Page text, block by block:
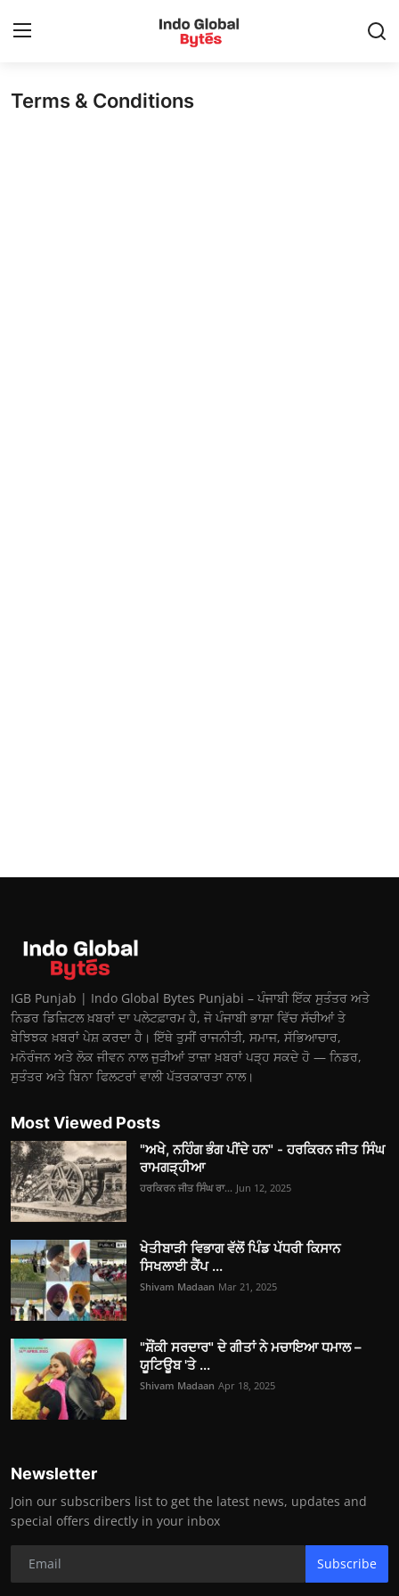
Contact
Terms & Conditions
IGB Punjab | Indo Global Bytes Punjabi – ਪੰਜਾਬੀ ਇੱਕ ਸੁਤੰਤਰ ਅਤੇ
ਨਿਡਰ ਡਿਜ਼ਿਟਲ ਖ਼ਬਰਾਂ ਦਾ ਪਲੇਟਫ਼ਾਰਮ ਹੈ, ਜੋ ਪੰਜਾਬੀ ਭਾਸ਼ਾ ਵਿੱਚ ਸੱਚੀਆਂ ਤੇ
ਬੇਝਿਝਕ ਖ਼ਬਰਾਂ ਪੇਸ਼ ਕਰਦਾ ਹੈ। ਇੱਥੇ ਤੁਸੀਂ ਰਾਜਨੀਤੀ, ਸਮਾਜ, ਸੱਭਿਆਚਾਰ,
ਮਨੋਰੰਜਨ ਅਤੇ ਲੋਕ ਜੀਵਨ ਨਾਲ ਜੁੜੀਆਂ ਤਾਜ਼ਾ ਖ਼ਬਰਾਂ ਪੜ੍ਹ ਸਕਦੇ ਹੋ — ਨਿਡਰ,
ਸੁਤੰਤਰ ਅਤੇ ਬਿਨਾ ਫਿਲਟਰਾਂ ਵਾਲੀ ਪੱਤਰਕਾਰਤਾ ਨਾਲ।
Most Viewed Posts
"ਅਖੇ, ਨਹਿੰਗ ਭੰਗ ਪੀਂਦੇ ਹਨ" - ਹਰਕਿਰਨ ਜੀਤ ਸਿੰਘ
ਰਾਮਗੜ੍ਹੀਆ
ਹਰਕਿਰਨ ਜੀਤ ਸਿੰਘ ਰਾ... Jun 12, 2025
ਖੇਤੀਬਾੜੀ ਵਿਭਾਗ ਵੱਲੋਂ ਪਿੰਡ ਪੱਧਰੀ ਕਿਸਾਨ
ਸਿਖਲਾਈ ਕੈਂਪ ...
Shivam Madaan Mar 21, 2025
"ਸ਼ੌਂਕੀ ਸਰਦਾਰ" ਦੇ ਗੀਤਾਂ ਨੇ ਮਚਾਇਆ ਧਮਾਲ –
ਯੂਟਿਊਬ 'ਤੇ ...
Shivam Madaan Apr 18, 2025
Newsletter
Join our subscribers list to get the latest news, updates and
special offers directly in your inbox
Subscribe